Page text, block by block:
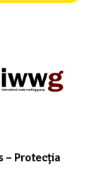
– Protecția